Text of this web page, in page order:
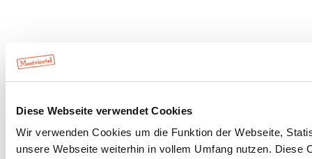
Diese Webseite verwendet Cookies
Wir verwenden Cookies um die Funktion der Webseite,
unsere Webseite weiterhin in vollem Umfang nutzen.